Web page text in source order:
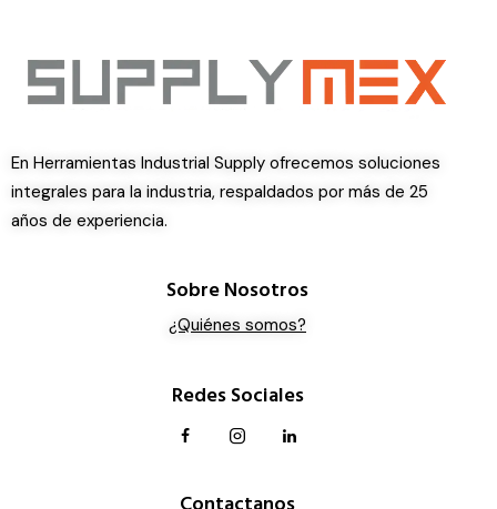
En Herramientas Industrial Supply ofrecemos soluciones
integrales para la industria, respaldados por más de 25
años de experiencia.
Sobre Nosotros
¿Quiénes somos?
Redes Sociales